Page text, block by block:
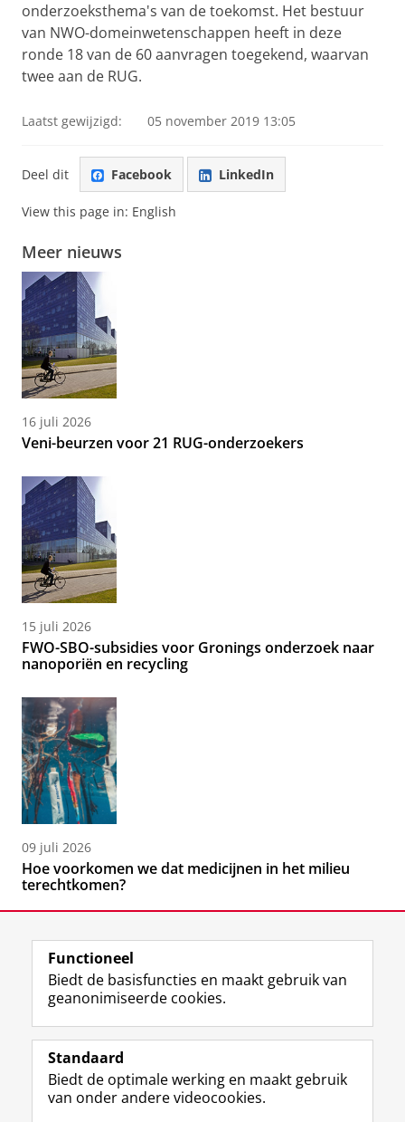
onderzoeksthema's van de toekomst. Het bestuur
van NWO-domeinwetenschappen heeft in deze
ronde 18 van de 60 aanvragen toegekend, waarvan
twee aan de RUG.
Laatst gewijzigd: 05 november 2019 13:05
Deel dit Facebook LinkedIn
View this page in: English
Meer nieuws
16 juli 2026
Veni-beurzen voor 21 RUG-onderzoekers
15 juli 2026
FWO-SBO-subsidies voor Gronings onderzoek naar
nanoporiën en recycling
09 juli 2026
Hoe voorkomen we dat medicijnen in het milieu
terechtkomen?
Volg de RUG
F
a
e
b
L
i
k
e
R
S
-
f
I
n
t
Y
o
T
Studiekiezers
Functioneel
Biedt de basisfuncties en maakt gebruik van
geanonimiseerde cookies.
Standaard
Biedt de optimale werking en maakt gebruik
van onder andere videocookies.